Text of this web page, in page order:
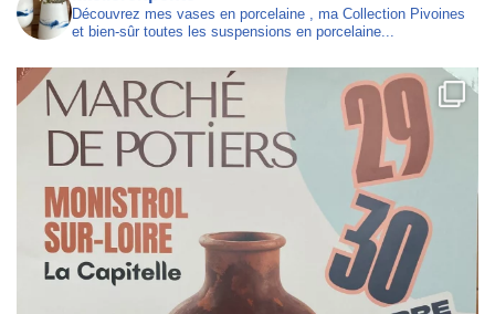
Découvrez mes vases en porcelaine , ma Collection Pivoines
et bien-sûr toutes les suspensions en porcelaine...